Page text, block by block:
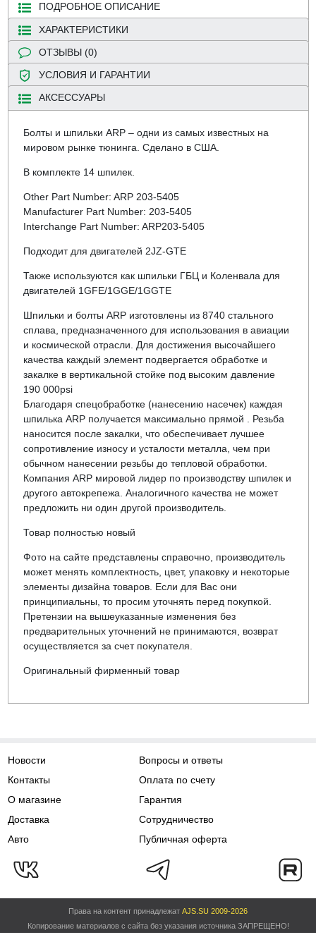
ПОДРОБНОЕ ОПИСАНИЕ
ХАРАКТЕРИСТИКИ
ОТЗЫВЫ (0)
УСЛОВИЯ И ГАРАНТИИ
АКСЕССУАРЫ
Болты и шпильки ARP – одни из самых известных на
мировом рынке тюнинга. Сделано в США.
В комплекте 14 шпилек.
Other Part Number: ARP 203-5405
Manufacturer Part Number: 203-5405
Interchange Part Number: ARP203-5405
Подходит для двигателей 2JZ-GTE
Также используются как шпильки ГБЦ и Коленвала для
двигателей 1GFE/1GGE/1GGTE
Шпильки и болты ARP изготовлены из 8740 стального
сплава, предназначенного для использования в авиации
и космической отрасли. Для достижения высочайшего
качества каждый элемент подвергается обработке и
закалке в вертикальной стойке под высоким давление
190 000psi
Благодаря спецобработке (нанесению насечек) каждая
шпилька ARP получается максимально прямой . Резьба
наносится после закалки, что обеспечивает лучшее
сопротивление износу и усталости металла, чем при
обычном нанесении резьбы до тепловой обработки.
Компания ARP мировой лидер по производству шпилек и
другого автокрепежа. Аналогичного качества не может
предложить ни один другой производитель.
Товар полностью новый
Фото на сайте представлены справочно, производитель
может менять комплектность, цвет, упаковку и некоторые
элементы дизайна товаров. Если для Вас они
принципиальны, то просим уточнять перед покупкой.
Претензии на вышеуказанные изменения без
предварительных уточнений не принимаются, возврат
осуществляется за счет покупателя.
Оригинальный фирменный товар
Новости
Контакты
О магазине
Доставка
Авто
Вопросы и ответы
Оплата по счету
Гарантия
Сотрудничество
Публичная оферта
Права на контент принадлежат AJS.SU 2009-2026
Копирование материалов с сайта без указания источника ЗАПРЕЩЕНО!